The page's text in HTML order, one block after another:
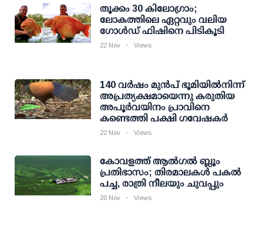
തൂക്കം 30 കിലോഗ്രാം;
ലോകത്തിലെ ഏറ്റവും വലിയ
ഗോള്‍ഡ് ഫിഷിനെ പിടികൂടി
22 Nov Views
140 വര്‍ഷം മുന്‍പ് ഭൂമിയില്‍നിന്ന്
അപ്രത്യക്ഷമായെന്നു കരുതിയ
അപൂര്‍വയിനം പ്രാവിനെ
കണ്ടെത്തി പക്ഷി ഗവേഷകര്‍
22 Nov Views
കോവളത്ത് ആല്‍ഗല്‍ ബ്ലൂം
പ്രതിഭാസം; തിരമാലകള്‍ പകല്‍
പച്ച, രാത്രി നീലയും ചുവപ്പും
20 Nov Views